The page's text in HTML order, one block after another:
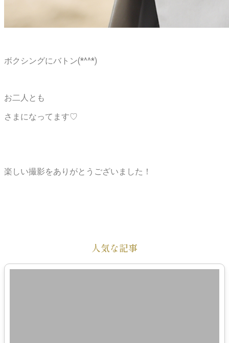
ボクシングにバトン(*^^*)
お二人とも
さまになってます♡
楽しい撮影をありがとうございました！
人気な記事